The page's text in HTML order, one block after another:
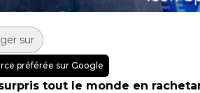
sur
préférée sur Google
tout le monde en